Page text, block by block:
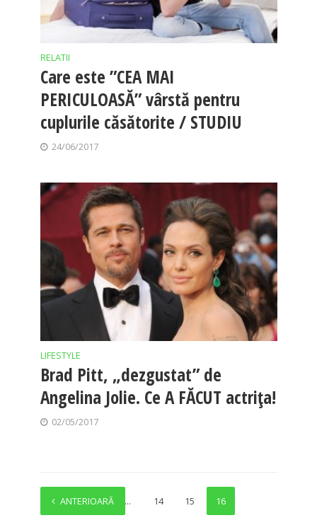
RELATII
Care este ”CEA MAI
PERICULOASĂ” vârstă pentru
cuplurile căsătorite / STUDIU
24/06/2017
LIFESTYLE
Brad Pitt, „dezgustat” de
Angelina Jolie. Ce A FĂCUT actrița!
02/05/2017
ANTERIOARĂ
1 … 14 15 16